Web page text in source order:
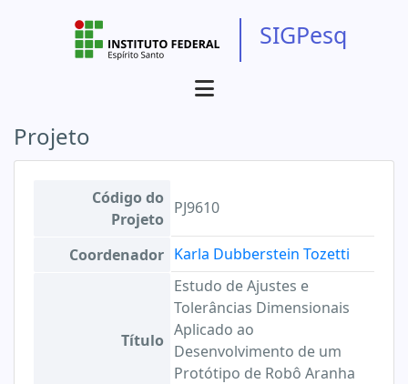
SIGPesq
Projeto
Código do
Projeto
PJ9610
Coordenador Karla Dubberstein Tozetti
Título
Estudo de Ajustes e
Tolerâncias Dimensionais
Aplicado ao
Desenvolvimento de um
Protótipo de Robô Aranha